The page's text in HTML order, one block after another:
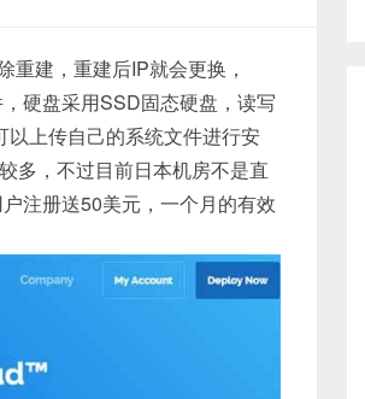
建，重建后IP就会更换，
硬盘采用SSD固态硬盘，读写
上传自己的系统文件进行安
多，不过目前日本机房不是直
注册送50美元，一个月的有效